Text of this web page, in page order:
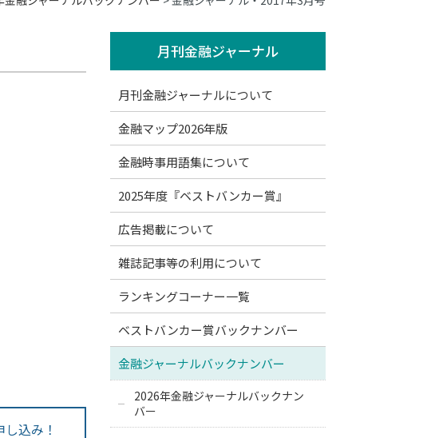
込み！
月刊金融ジャーナル
月刊金融ジャーナルについて
金融マップ2026年版
金融時事用語集について
2025年度『ベストバンカー賞』
広告掲載について
雑誌記事等の利用について
ランキングコーナー一覧
ベストバンカー賞バックナンバー
金融ジャーナルバックナンバー
2026年金融ジャーナルバックナン
バー